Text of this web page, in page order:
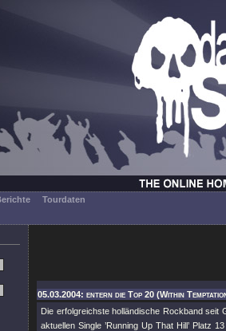
Tourdaten
05.03.2004: entern die Top 20 (Within
Die erfolgreichste holländische Rockband
aktuellen Single ’Running Up That Hill’ Platz